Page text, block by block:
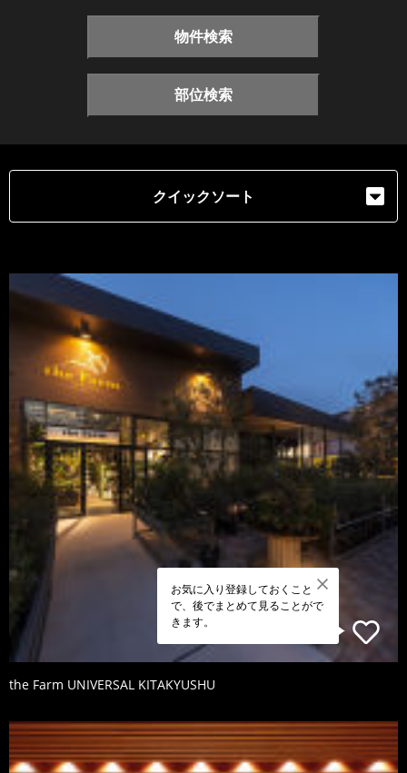
物件検索
部位検索
クイックソート
お気に入り登録しておくこと
で、後でまとめて見ることがで
きます。
the Farm UNIVERSAL KITAKYUSHU